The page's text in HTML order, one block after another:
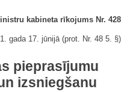
kabineta rīkojums Nr. 428
gada 17. jūnijā (prot. Nr. 48 5. §)
pieprasījumu
izsniegšanu